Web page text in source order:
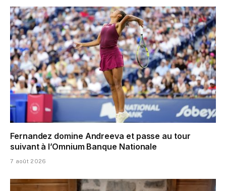
Fernandez domine Andreeva et passe au tour
suivant à l’Omnium Banque Nationale
7 août 2026